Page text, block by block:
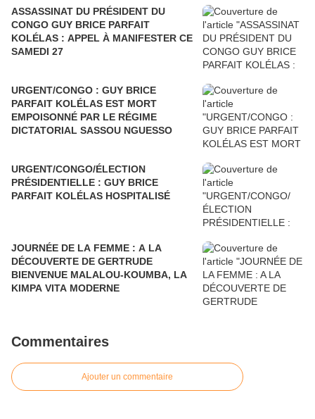
ASSASSINAT DU PRÉSIDENT DU
CONGO GUY BRICE PARFAIT
KOLÉLAS : APPEL À MANIFESTER CE
SAMEDI 27
URGENT/CONGO : GUY BRICE
PARFAIT KOLÉLAS EST MORT
EMPOISONNÉ PAR LE RÉGIME
DICTATORIAL SASSOU NGUESSO
URGENT/CONGO/ÉLECTION
PRÉSIDENTIELLE : GUY BRICE
PARFAIT KOLÉLAS HOSPITALISÉ
JOURNÉE DE LA FEMME : A LA
DÉCOUVERTE DE GERTRUDE
BIENVENUE MALALOU-KOUMBA, LA
KIMPA VITA MODERNE
Commentaires
Ajouter un commentaire